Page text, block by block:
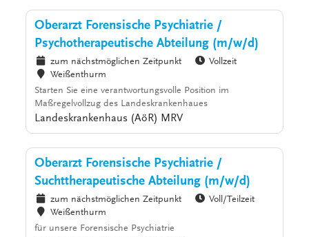
Oberarzt Forensische Psychiatrie /
Psychotherapeutische Abteilung (m/w/d)
zum nächstmöglichen Zeitpunkt
Vollzeit
Weißenthurm
Starten Sie eine verantwortungsvolle Position im
Maßregelvollzug des Landeskrankenhaues
Landeskrankenhaus (AöR) MRV
Oberarzt Forensische Psychiatrie /
Suchttherapeutische Abteilung (m/w/d)
zum nächstmöglichen Zeitpunkt
Voll/Teilzeit
Weißenthurm
für unsere Forensische Psychiatrie